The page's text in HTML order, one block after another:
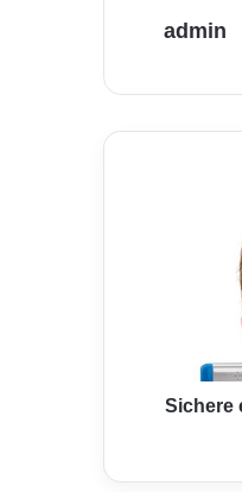
admin
S
Sichere